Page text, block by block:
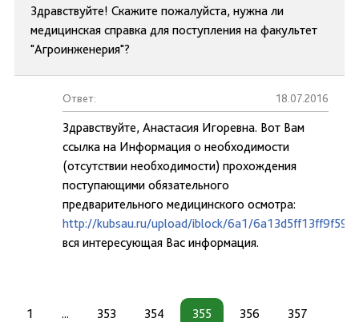
Здравствуйте! Скажите пожалуйста, нужна ли
медицинская справка для поступления на факультет
"Агроинженерия"?
Ответ: 18.07.2016
Здравствуйте, Анастасия Игоревна. Вот Вам
ссылка на Информация о необходимости
(отсутствии необходимости) прохождения
поступающими обязательного
предварительного медицинского осмотра:
http://kubsau.ru/upload/iblock/6a1/
вся интересующая Вас информация.
1 ... 353 354 355 356 357